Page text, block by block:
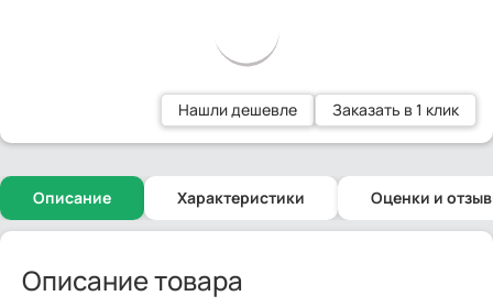
Нашли дешевле Заказать в 1 клик
Описание Характеристики Оценки и
Описание товара